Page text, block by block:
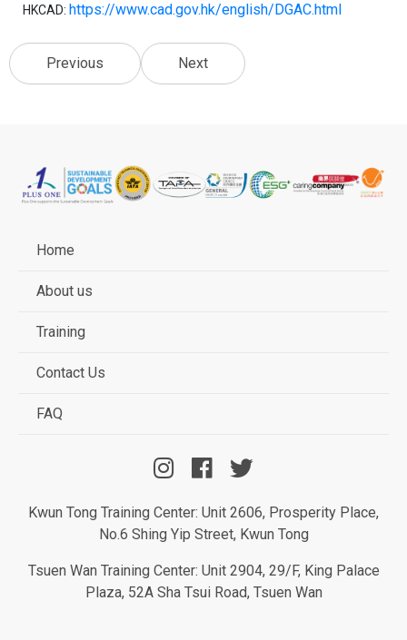
HKCAD: https://www.cad.gov.hk/english/DGAC.html
Previous Next
Home
About us
Training
Contact Us
FAQ
Kwun Tong Training Center: Unit 2606, Prosperity Place,
No.6 Shing Yip Street, Kwun Tong
Tsuen Wan Training Center: Unit 2904, 29/F, King Palace
Plaza, 52A Sha Tsui Road, Tsuen Wan